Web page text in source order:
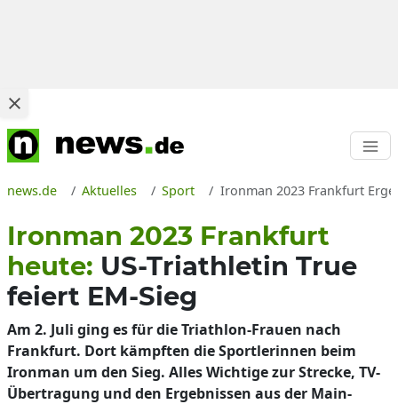
news.de Aktuelles Sport Ironman 2023 Frankfurt
Ironman 2023 Frankfurt
heute: US-Triathletin True
feiert EM-Sieg
Am 2. Juli ging es für die Triathlon-Frauen nach
Frankfurt. Dort kämpften die Sportlerinnen beim
Ironman um den Sieg. Alles Wichtige zur Strecke, TV-
Übertragung und den Ergebnissen aus der Main-